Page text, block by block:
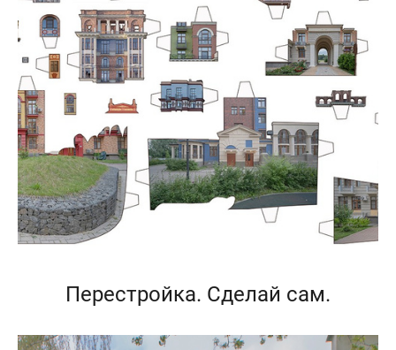
Перестройка. Сделай сам.